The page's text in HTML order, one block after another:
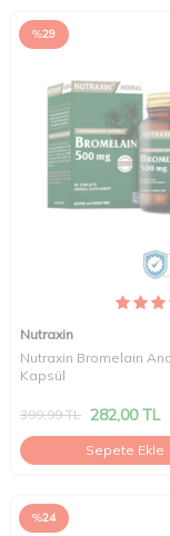
%29
Nutraxin
Nutraxin Bromelain
Kapsül
399,99TL 282,00TL
Sepete Ekle
%24